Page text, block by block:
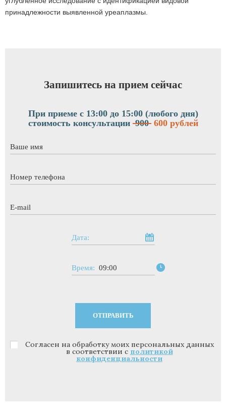
принадлежности выявленной уреаплазмы.
Запишитесь на прием сейчас
При приеме с 13:00 до 15:00 (любого дня)
стоимость консультации 900 600 рублей
Ваше имя
Номер телефона
E-mail
Дата:
Время: 09:00
Политика конфиденциальности*
Согласен на обработку моих персональных данных
в соответствии с политикой
конфиденциальности